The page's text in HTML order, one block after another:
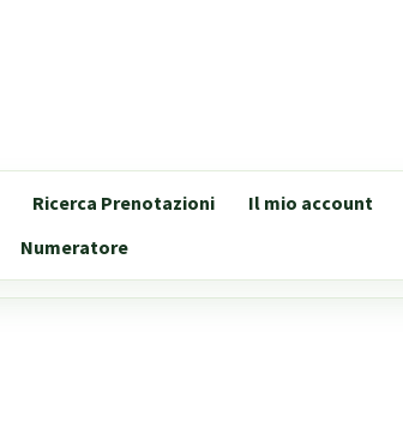
Ricerca Prenotazioni
Il mio account
Numeratore